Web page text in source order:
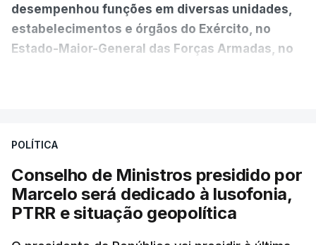
desempenhou funções em diversas unidades,
estabelecimentos e órgãos do Exército, no
Estado-Maior-General das Forças Armadas, no
Da sua experiência no terreno, é destacada a
Forças Nacionais Destacadas, como
comandante do 2.º Batalhão Mecanizado, da
Reserva Tática do Comandante da Força da
NATO no Kosovo, e, mais recentemente, na
POLÍTICA
Conselho de Ministros presidido por
Marcelo será dedicado à lusofonia,
PTRR e situação geopolítica